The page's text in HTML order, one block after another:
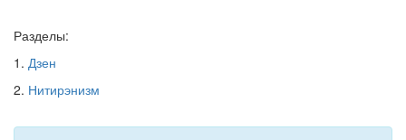
Разделы:
1. Дзен
2. Нитирэнизм